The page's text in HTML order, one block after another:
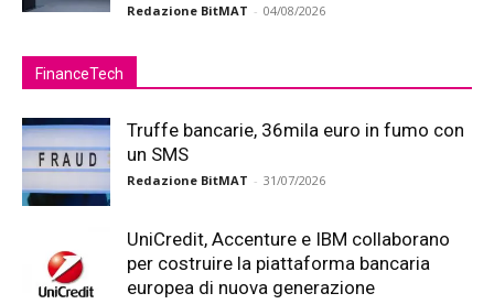
Redazione BitMAT - 04/08/2026
FinanceTech
Truffe bancarie, 36mila euro in fumo con
un SMS
Redazione BitMAT - 31/07/2026
UniCredit, Accenture e IBM collaborano
per costruire la piattaforma bancaria
europea di nuova generazione